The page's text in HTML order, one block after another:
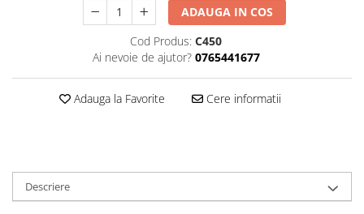
ADAUGA IN COS
Cod Produs: C450
Ai nevoie de ajutor? 0765441677
Adauga la Favorite Cere informatii
Descriere